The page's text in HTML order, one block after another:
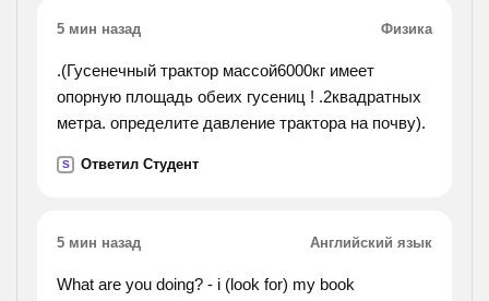
5 мин назад Физика
.(Гусенечный трактор массой6000кг имеет
опорную площадь обеих гусениц ! .2квадратных
метра. определите давление трактора на почву).
S Ответил Студент
5 мин назад Английский язык
What are you doing? - i (look for) my book